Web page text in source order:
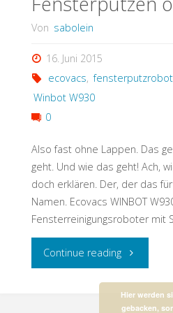
Von sabolein
16. Juni 2015
ecovacs,
Winbot W930
0
Also fast ohne Lappen. Das
geht. Und wie das geht! Ach,
doch erklären. Der, der das
Namen. Ecovacs WINBOT
Fensterreinigungsroboter mit
Continue reading
ohne
Hier werden
gebacken,